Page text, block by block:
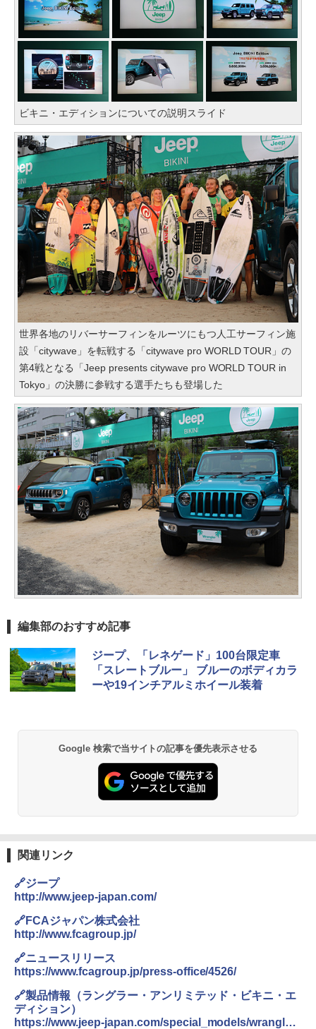
ビキニ・エディションについての説明スライド
世界各地のリバーサーフィンをルーツにもつ人工サーフィン施
設「citywave」を転戦する「citywave pro WORLD TOUR」の
第4戦となる「Jeep presents citywave pro WORLD TOUR in
Tokyo」の決勝に参戦する選手たちも登場した
編集部のおすすめ記事
ジープ、「レネゲード」100台限定車
「スレートブルー」 ブルーのボディカラ
ーや19インチアルミホイール装着
Google 検索で当サイトの記事を優先表示させる
関連リンク
🔗ジープ
http://www.jeep-japan.com/
🔗FCAジャパン株式会社
http://www.fcagroup.jp/
🔗ニュースリリース
https://www.fcagroup.jp/press-office/4526/
🔗製品情報（ラングラー・アンリミテッド・ビキニ・エ
ディション）
https://www.jeep-japan.com/special_models/wrangler-